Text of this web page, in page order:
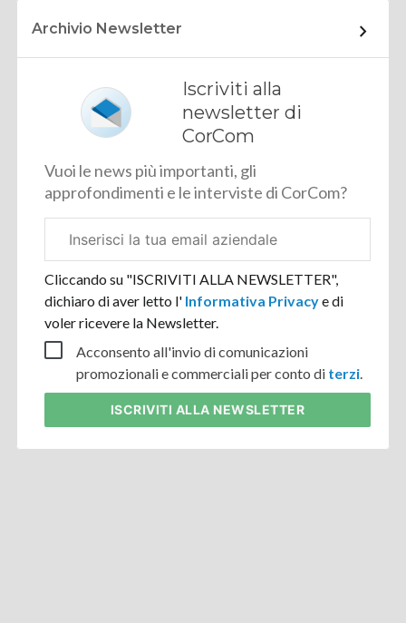
Archivio Newsletter
Iscriviti alla
newsletter di
CorCom
Vuoi le news più importanti, gli
approfondimenti e le interviste di CorCom?
aziendale
Cliccando su "ISCRIVITI ALLA NEWSLETTER",
dichiaro di aver letto l' Informativa Privacye di
voler ricevere la Newsletter.
Acconsento all'invio di comunicazioni
promozionali e commerciali per conto di terzi.
ISCRIVITI ALLA NEWSLETTER